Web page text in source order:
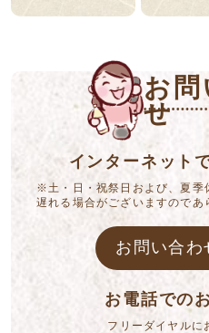
お問
せ
インターネット
※土・日・祝祭日および、夏季
遅れる場合がございますのであ
お問い合わ
お電話での
フリーダイヤルに